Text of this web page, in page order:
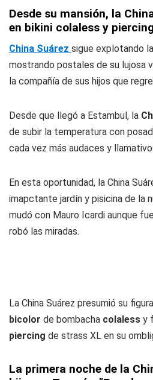
Desde su mansión, la
en bikini colaless y
China Suárez sigue explotando
mostrando postales de su lujosa
la compañía de sus hijos que
Desde que llegó a Estambul, la
de subir la temperatura con
cada vez más audaces y
En esta oportunidad, la China
imapctante jardín y pisicina de la
mudó con Mauro Icardi aunque
robó las miradas.
La China Suárez presumió su
bicolor de bombacha colaless y
piercing de strass XL en su
La primera noche de la